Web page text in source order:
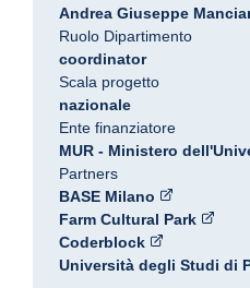
Andrea Giuseppe
Ruolo Dipartimento
coordinator
Scala progetto
nazionale
Ente finanziatore
MUR - Ministero
Partners
BASE Milano
Farm Cultural Park
Coderblock
Università degli Studi di